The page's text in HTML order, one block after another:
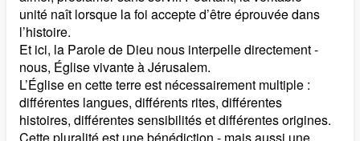
unité naît lorsque la foi accepte d’être éprouvée dans
l’histoire.
Et ici, la Parole de Dieu nous interpelle directement -
nous, Église vivante à Jérusalem.
L’Église en cette terre est nécessairement multiple :
différentes langues, différents rites, différentes
histoires, différentes sensibilités et différentes origines.
Cette pluralité est une bénédiction - mais aussi une